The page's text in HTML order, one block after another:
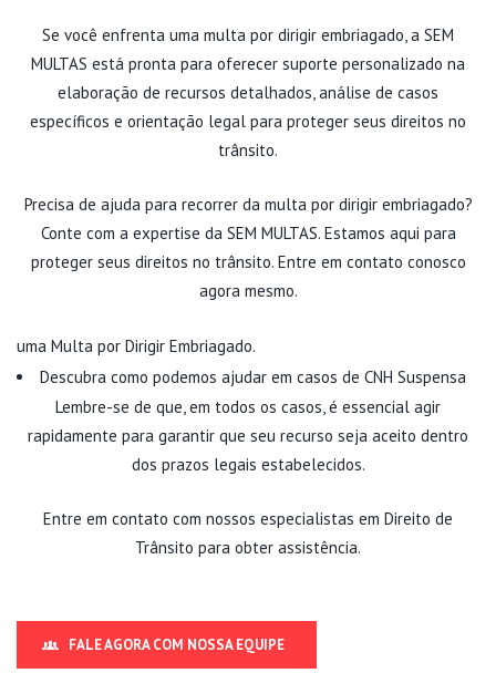
Se você enfrenta uma multa por dirigir embriagado, a SEM
MULTAS está pronta para oferecer suporte personalizado na
elaboração de recursos detalhados, análise de casos
específicos e orientação legal para proteger seus direitos no
trânsito.
Precisa de ajuda para recorrer da multa por dirigir embriagado?
Conte com a expertise da SEM MULTAS. Estamos aqui para
proteger seus direitos no trânsito. Entre em contato conosco
agora mesmo.
uma Multa por Dirigir Embriagado.
Descubra como podemos ajudar em casos de CNH Suspensa
Lembre-se de que, em todos os casos, é essencial agir
rapidamente para garantir que seu recurso seja aceito dentro
dos prazos legais estabelecidos.
Entre em contato com nossos especialistas em Direito de
Trânsito para obter assistência.
FALE AGORA COM NOSSA EQUIPE